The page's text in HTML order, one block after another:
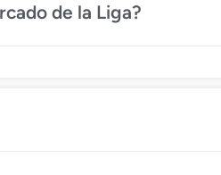
de la Liga?